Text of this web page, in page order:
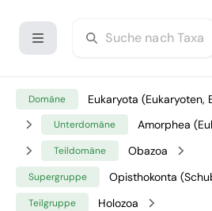
Domäne Eukaryota (Eukaryoten,
Unterdomäne Amorphea
Teildomäne Obazoa
Supergruppe Opisthokonta
Teilgruppe Holozoa